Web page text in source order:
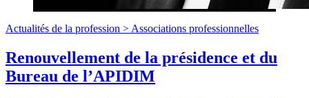
Actualités de la profession > Associations professionnelles
Renouvellement de la présidence et du
Bureau de l’APIDIM